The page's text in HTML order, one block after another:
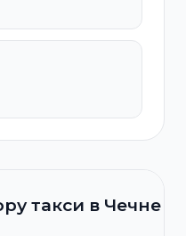
такси в Чечне